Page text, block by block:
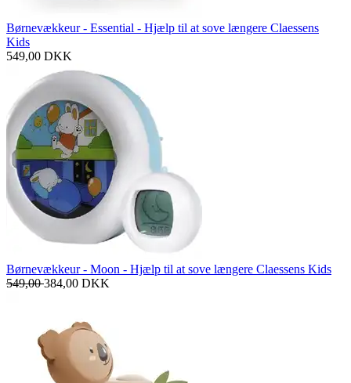
Børnevækkeur - Essential - Hjælp til at sove længere Claessens
Kids
549,00 DKK
Børnevækkeur - Moon - Hjælp til at sove længere Claessens Kids
549,00384,00 DKK